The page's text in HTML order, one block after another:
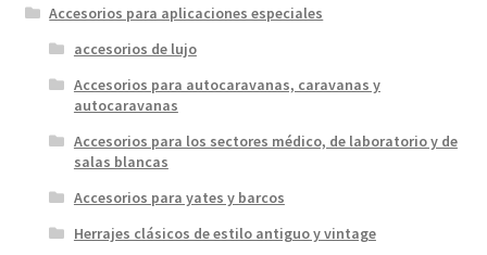
Accesorios para aplicaciones especiales
accesorios de lujo
Accesorios para autocaravanas, caravanas y
autocaravanas
Accesorios para los sectores médico, de laboratorio y de
salas blancas
Accesorios para yates y barcos
Herrajes clásicos de estilo antiguo y vintage